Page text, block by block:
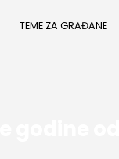
TEME ZA GRAĐANE